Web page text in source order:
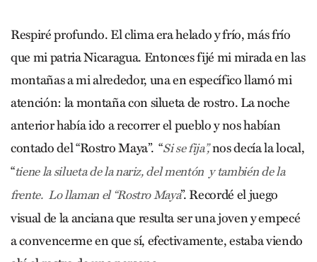
Respiré profundo. El clima era helado y frío, más frío
que mi patria Nicaragua. Entonces fijé mi mirada en las
montañas a mi alrededor, una en específico llamó mi
atención: la montaña con silueta de rostro. La noche
anterior había ido a recorrer el pueblo y nos habían
contado del “Rostro Maya”. “Si se fija”,nos decía la local,
“tiene la silueta de la nariz, del mentón y también de la
frente. Lo llaman el “Rostro Maya”. Recordé el juego
visual de la anciana que resulta ser una joven y empecé
a convencerme en que sí, efectivamente, estaba viendo